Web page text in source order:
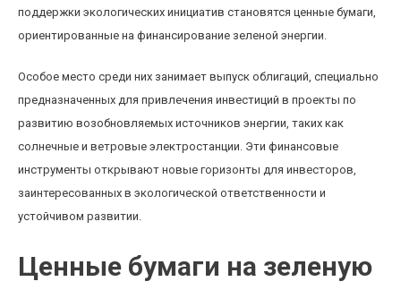
поддержки экологических инициатив становятся ценные бумаги,
ориентированные на финансирование зеленой энергии.
Особое место среди них занимает выпуск облигаций, специально
предназначенных для привлечения инвестиций в проекты по
развитию возобновляемых источников энергии, таких как
солнечные и ветровые электростанции. Эти финансовые
инструменты открывают новые горизонты для инвесторов,
заинтересованных в экологической ответственности и
устойчивом развитии.
Ценные бумаги на зеленую